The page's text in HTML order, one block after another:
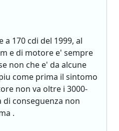
a 170 cdi del 1999, al
e di motore e' sempre
non che e' da alcune
come prima il sintomo
non va oltre i 3000-
di conseguenza non
.